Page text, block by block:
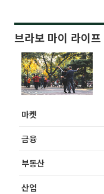
브라보 마이 라이프
마켓
금융
부동산
산업